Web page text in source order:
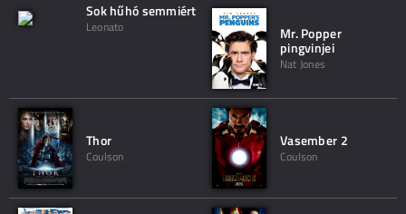
Sok hűhó semmiért
Leonato Mr. Popper
pingvinjei
Nat Jones
Thor
Coulson
Vasember 2
Coulson